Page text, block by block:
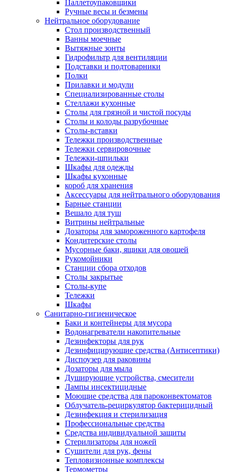
Паллетоупаковщики
Ручные весы и безмены
Нейтральное оборудование
Cтол производственный
Ванны моечные
Вытяжные зонты
Гидрофильтр для вентиляции
Подставки и подтоварники
Полки
Прилавки и модули
Специализированные столы
Стеллажи кухонные
Столы для грязной и чистой посуды
Столы и колоды разрубочные
Столы-вставки
Тележки производственные
Тележки сервировочные
Тележки-шпильки
Шкафы для одежды
Шкафы кухонные
короб для хранения
Аксессуары для нейтрального оборудования
Барные станции
Вешало для туш
Витрины нейтральные
Дозаторы для замороженного картофеля
Кондитерские столы
Мусорные баки, ящики для овощей
Рукомойники
Станции сбора отходов
Столы закрытые
Столы-купе
Тележки
Шкафы
Санитарно-гигиеническое
Баки и контейнеры для мусора
Водонагреватели накопительные
Дезинфекторы для рук
Дезинфицирующие средства (Антисептики)
Диспоузер для раковины
Дозаторы для мыла
Душирующие устройства, смесители
Лампы инсектицидные
Моющие средства для пароконвектоматов
Облучатель-рециркулятор бактерицидный
Дезинфекция и стерилизация
Профессиональные средства
Средства индивидуальной защиты
Стерилизаторы для ножей
Сушители для рук, фены
Тепловизионные комплексы
Термометры